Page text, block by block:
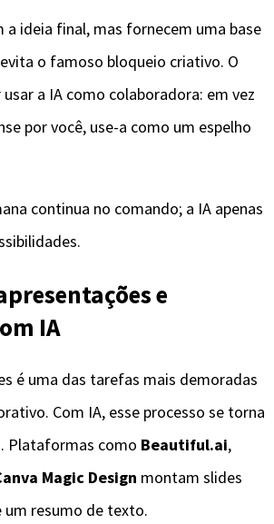
a ideia final, mas fornecem uma base
o famoso bloqueio criativo. O
a IA como colaboradora: em vez
por você, use-a como um espelho
continua no comando; a IA apenas
e
IA
é uma das tarefas mais demoradas
Com IA, esse processo se torna
Plataformas como Beautiful.ai,
Magic Design montam slides
resumo de texto.